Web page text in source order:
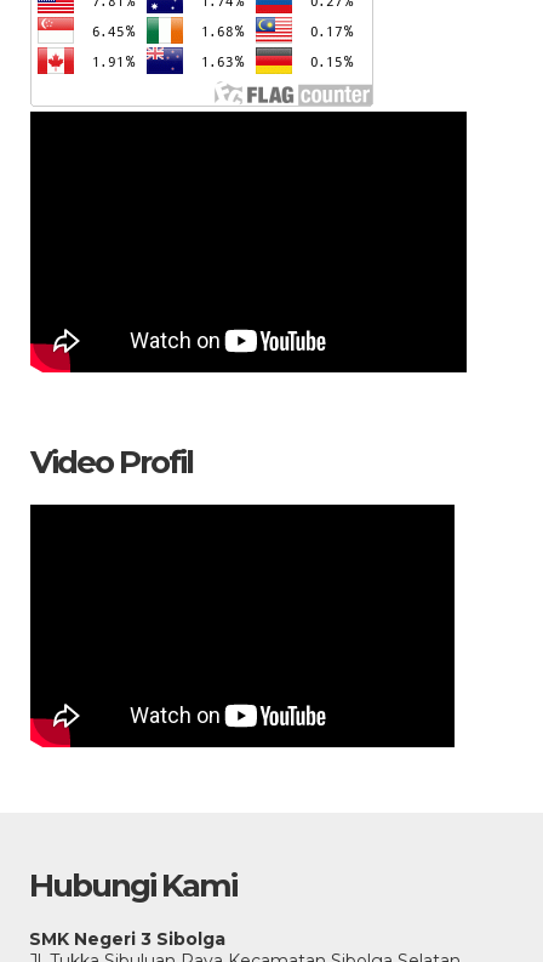
Video Profil
Hubungi Kami
SMK Negeri 3 Sibolga